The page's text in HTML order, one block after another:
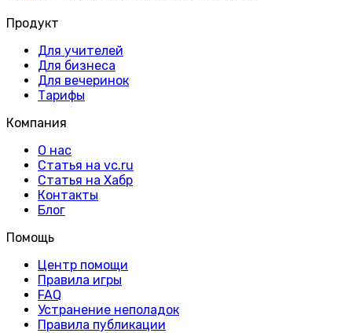
Продукт
Для учителей
Для бизнеса
Для вечеринок
Тарифы
Компания
О нас
Статья на vc.ru
Статья на Хабр
Контакты
Блог
Помощь
Центр помощи
Правила игры
FAQ
Устранение неполадок
Правила публикации